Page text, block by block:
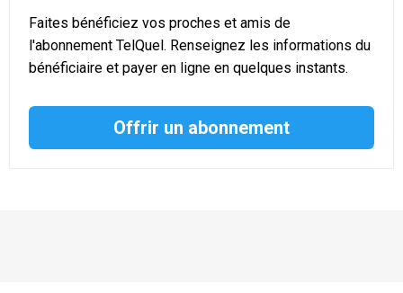
Faites bénéficiez vos proches et amis de
l'abonnement TelQuel. Renseignez les informations du
bénéficiaire et payer en ligne en quelques instants.
Offrir un abonnement